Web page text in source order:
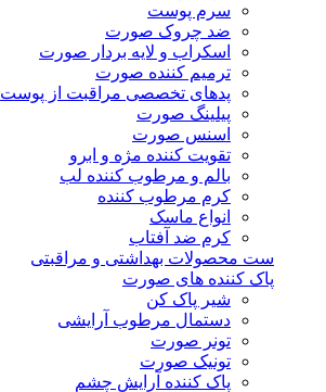
سرم پوست
ضد چروک صورت
اسکراب و لایه بردار صورت
ترمیم کننده صورت
پدهای تخصصی مراقبت از پوست
پیلینگ صورت
اسنس صورت
تقویت کننده مژه و ابرو
بالم و مرطوب کننده لب
کرم مرطوب کننده
انواع ماسک
کرم ضد آفتاب
ست محصولات بهداشتی و مراقبتی
پاک کننده های صورت
شیر پاک کن
دستمال مرطوب آرایشی
تونر صورت
تونیک صورت
پاک کننده آرایش چشم